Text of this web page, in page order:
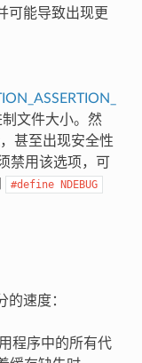
可能导致出现更
文件大小。然
甚至出现安全性
禁用该选项，可
#define NDEBUG
速度：
程序中的所有代